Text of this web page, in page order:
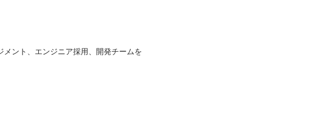
ント、エンジニア採用、開発チームを